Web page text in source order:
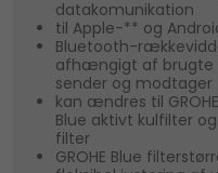
datakomunikation
til Apple-** og
Bluetooth-
afhængigt af brugte
sender og modtager
kan ændres til
Blue aktivt kulfilter
filter
GROHE Blue